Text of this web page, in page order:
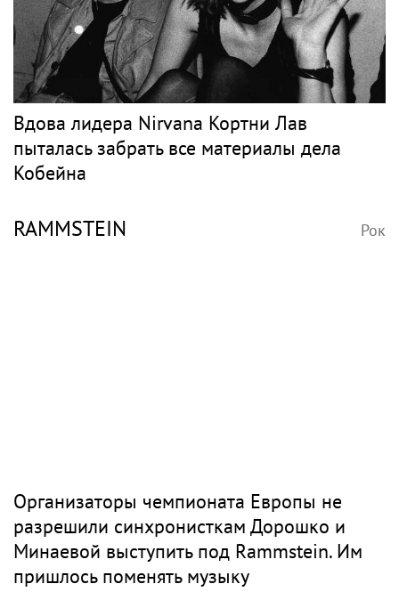
Вдова лидера Nirvana Кортни Лав
пыталась забрать все материалы дела
Кобейна
RAMMSTEIN Рок
Организаторы чемпионата Европы не
разрешили синхронисткам Дорошко и
Минаевой выступить под Rammstein. Им
пришлось поменять музыку